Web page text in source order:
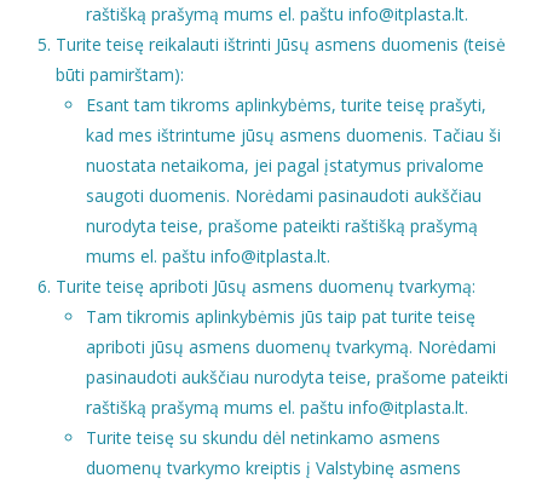
raštišką prašymą mums el. paštu info@itplasta.lt.
Turite teisę reikalauti ištrinti Jūsų asmens duomenis (teisė
būti pamirštam):
Esant tam tikroms aplinkybėms, turite teisę prašyti,
kad mes ištrintume jūsų asmens duomenis. Tačiau ši
nuostata netaikoma, jei pagal įstatymus privalome
saugoti duomenis. Norėdami pasinaudoti aukščiau
nurodyta teise, prašome pateikti raštišką prašymą
mums el. paštu info@itplasta.lt.
Turite teisę apriboti Jūsų asmens duomenų tvarkymą:
Tam tikromis aplinkybėmis jūs taip pat turite teisę
apriboti jūsų asmens duomenų tvarkymą. Norėdami
pasinaudoti aukščiau nurodyta teise, prašome pateikti
raštišką prašymą mums el. paštu info@itplasta.lt.
Turite teisę su skundu dėl netinkamo asmens
duomenų tvarkymo kreiptis į Valstybinę asmens